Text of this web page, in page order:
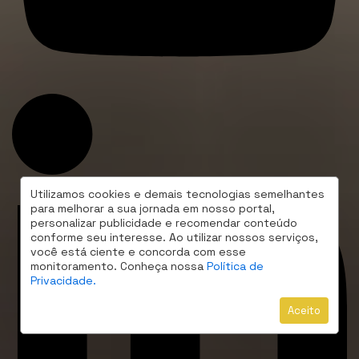
Utilizamos cookies e demais tecnologias semelhantes
para melhorar a sua jornada em nosso portal,
personalizar publicidade e recomendar conteúdo
conforme seu interesse. Ao utilizar nossos serviços,
você está ciente e concorda com esse
monitoramento. Conheça nossa Política de
Privacidade.
Aceito